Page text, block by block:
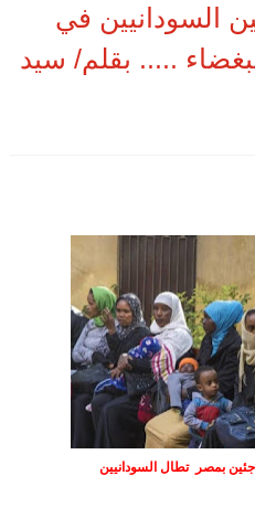
السودانيين في
..... بقلم/ سيد
بمصر تطال السودانيين